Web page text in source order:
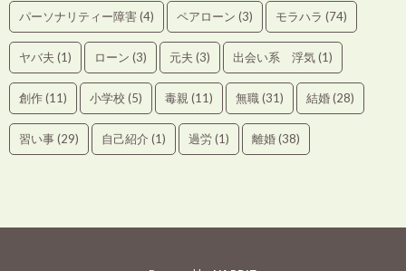
パーソナリティー障害(4) ペアローン (3) モラハラ (74)
ヤバ夫 (1) ローン (3) 元夫 (3) 出会い系 浮気(1)
創作(11) 小学校 (5) 毒親 (11) 無職(31) 結婚(28)
習い事(29) 自己紹介 (1) 過労(1) 離婚(38)